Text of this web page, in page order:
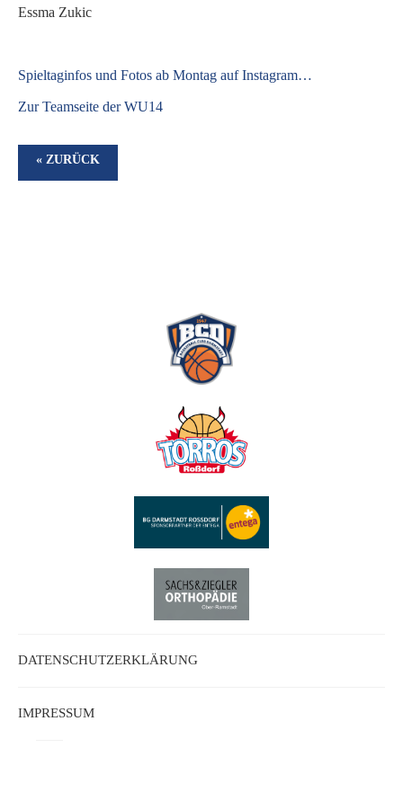
Essma Zukic
Spieltaginfos und Fotos ab Montag auf Instagram…
Zur Teamseite der WU14
« ZURÜCK
DATENSCHUTZERKLÄRUNG
IMPRESSUM